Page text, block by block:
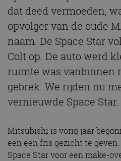
Adverteren
Contact
MotorRAI.nl
dat deed vermoeden,
opvolger van de oude
naam. De Space Star
Colt op. De auto werd
ruimte was vanbinnen
gebrek. We rijden nu
vernieuwde Space Star.
Mitsubishi is vorig jaar
een een fris gezicht te
Space Star voor een make-